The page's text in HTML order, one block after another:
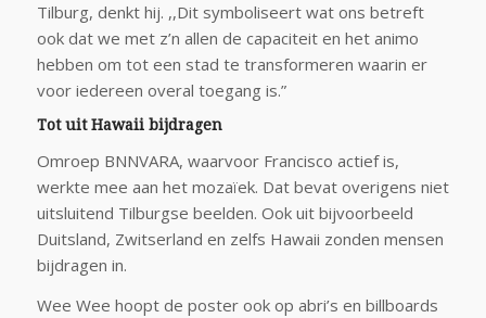
Tilburg, denkt hij. ,,Dit symboliseert wat ons betreft
ook dat we met z’n allen de capaciteit en het animo
hebben om tot een stad te transformeren waarin er
voor iedereen overal toegang is.”
Tot uit Hawaii bijdragen
Omroep BNNVARA, waarvoor Francisco actief is,
werkte mee aan het mozaïek. Dat bevat overigens niet
uitsluitend Tilburgse beelden. Ook uit bijvoorbeeld
Duitsland, Zwitserland en zelfs Hawaii zonden mensen
bijdragen in.
Wee Wee hoopt de poster ook op abri’s en billboards